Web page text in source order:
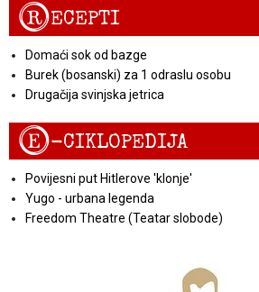
RECEPTI
Domaći sok od bazge
Burek (bosanski) za 1 odraslu osobu
Drugačija svinjska jetrica
E-CIKLOPEDIJA
Povijesni put Hitlerove 'klonje'
Yugo - urbana legenda
Freedom Theatre (Teatar slobode)